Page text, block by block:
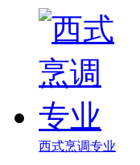
西式烹调专业